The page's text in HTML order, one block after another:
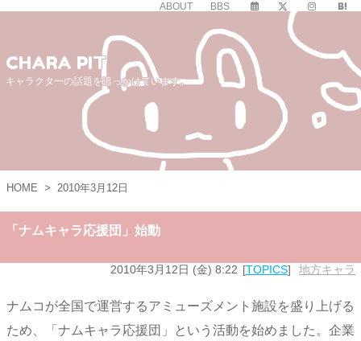
ABOUT BBS
CHARA PIT
キャラクターの話題を追っかけています。
HOME > 2010年3月12日
「ナムキャラ応援団」始動
2010年3月12日 (金) 8:22 TOPICS 地方キャラ
ナムコが全国で運営するアミューズメント施設を盛り上げる
ため、「ナムキャラ応援団」という活動を始めました。企業